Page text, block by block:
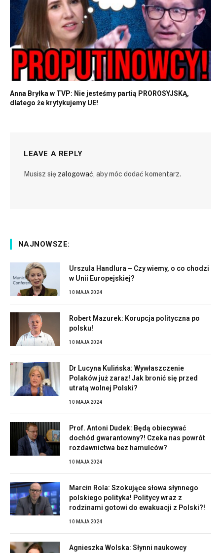
Anna Bryłka w TVP: Nie jesteśmy partią PROROSYJSKĄ,
dlatego że krytykujemy UE!
LEAVE A REPLY
Musisz się zalogować, aby móc dodać komentarz.
NAJNOWSZE:
Urszula Handlura – Czy wiemy, o co chodzi
w Unii Europejskiej?
10 MAJA 2024
Robert Mazurek: Korupcja polityczna po
polsku!
10 MAJA 2024
Dr Lucyna Kulińska: Wywłaszczenie
Polaków już zaraz! Jak bronić się przed
utratą wolnej Polski?
10 MAJA 2024
Prof. Antoni Dudek: Będą obiecywać
dochód gwarantowny?! Czeka nas powrót
rozdawnictwa bez hamulców?
10 MAJA 2024
Marcin Rola: Szokujące słowa słynnego
polskiego polityka! Politycy wraz z
rodzinami gotowi do ewakuacji z Polski?!
10 MAJA 2024
Agnieszka Wolska: Słynni naukowcy